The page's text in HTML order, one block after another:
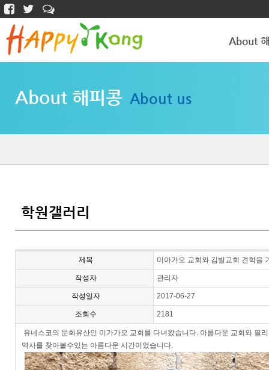
About
About 해피콩 About us
학원갤러리
제목 미아가오 교회와 김발교회 견학을
작성자 관리자
작성일자 2017-06-27
조회수 2181
유네스코의 문화유산인 미가가오 교회를 다녀왔습니다. 아름다운 교회와 필
역사를 찾아볼수있는 아름다운 시간이었습니다.